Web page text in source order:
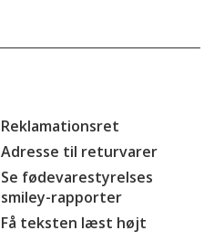
Reklamationsret
Adresse til returvarer
Se fødevarestyrelses
smiley-rapporter
Få teksten læst højt